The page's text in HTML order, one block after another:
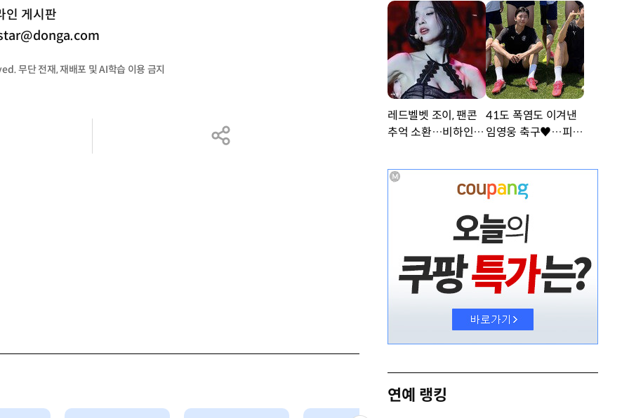
인 게시판
무단 전재, 재배포 및 AI학습 이용 금지
‘잘생겼어’ [DA★]
50억에 내놨다
레드벨벳 조이, 팬콘
추억 소환…비하인드
41도 폭염도 이겨낸
임영웅 축구♥…피지
연예 랭킹